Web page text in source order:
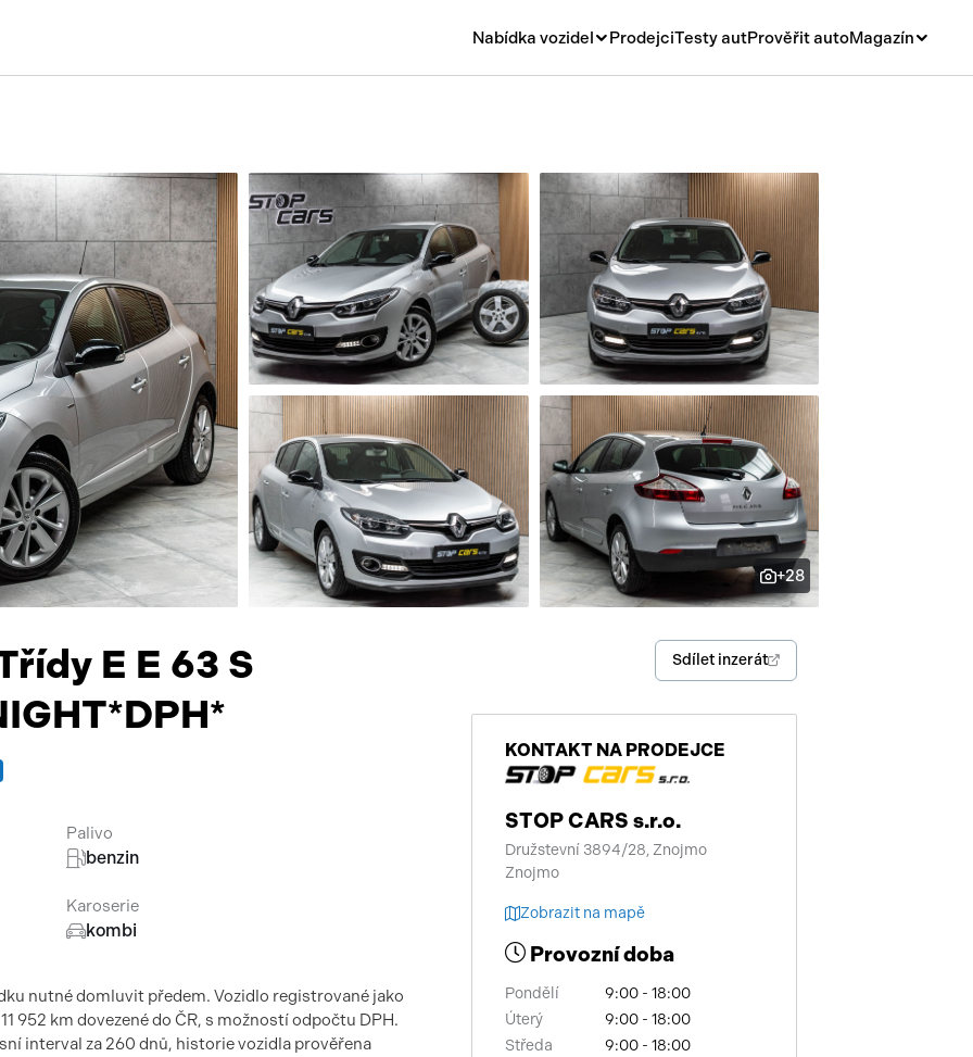
Nabídka vozidel
Nákladní
Obytná
Motorky
Přívěsy a návěsy
Autobusy
Pracovní stroje
Náhradní díly
Příslušenství
ProdejciTesty autPrověřit autoMagazín
Nové modely
Ojetiny
Auto a život
Videa
+28
E E 63 S
Palivo
benzin
Karoserie
kombi
nutné domluvit předem. Vozidlo registrované jako
952 km dovezené do ČR, s možností odpočtu DPH.
interval za 260 dnů, historie vozidla prověřena
Sdílet inzerát
KONTAKT NA PRODEJCE
STOP CARS s.r.o.
Družstevní 3894/28, Znojmo
Znojmo
Zobrazit na mapě
Provozní doba
Pondělí
9:00 - 18:00
Úterý
9:00 - 18:00
Středa
9:00 - 18:00